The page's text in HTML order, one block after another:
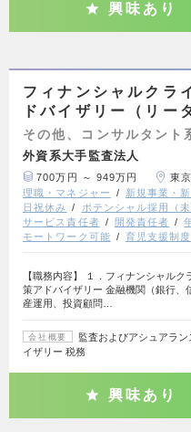
興味あり
フィナンシャルクラ
ドバイザリー（リー
その他、コンサルタント
外資系大手監査法人
700万円 ～ 949万円 東
理職・マネジャー
新規事業・
日祝休み
ポテンシャル採用（未
サービス責任者
開発責任者
モートワーク可能
育児支援制度
【職務内容】 １．フィナンシャル
策アドバイザリー 金融機関（銀行、
産運用、投資顧問…
会社概要
監査およびアシュアラ
イザリー 税務
興味あり